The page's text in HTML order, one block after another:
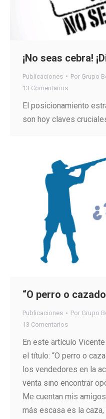
¡No seas cebra!
Publicaciones Por Grupo
13 Comentarios
El posicionamiento
son hoy claves
“O perro o
Publicaciones Por Grupo
13 Comentarios
En este artículo
el título: “O perro o
los vendedores en la
venta sino encontrar
Me cuentan mis
más escasa es la